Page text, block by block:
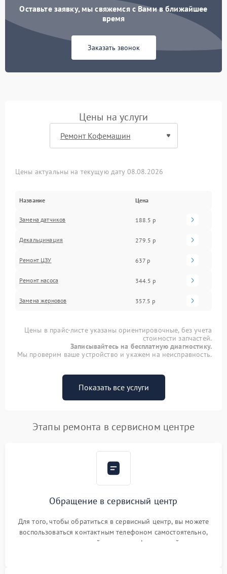
Оставьте заявку, мы свяжемся с Вами в ближайшее
время
Заказать звонок
Цены на услуги
Цены актуальны на текущую дату 08.08.2026
Название Цена
Замена датчиков 188.5 р
Декальцинация 279.5 р
Ремонт ЦЗУ 637 р
Ремонт насоса 344.5 р
Замена жерновов 357.5 р
Цены в прайс-листе указаны ориентировочные, без учета
стоимости запчастей.
Записывайтесь на бесплатную диагностику.
Мы проверим ваше устройство и укажем на неисправность.
Показать все услуги
Этапы ремонта в сервисном центре
Обращение в сервисный центр
Для того, чтобы обратиться в сервисный центр, вы можете
воспользоваться контактным телефоном самостоятельно,
или оставить свой номер телефона на сайте